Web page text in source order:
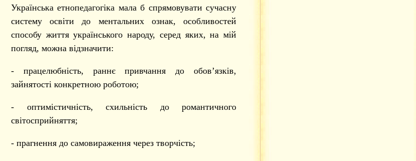
Українська етнопедагогіка мала б спрямовувати сучасну
систему освіти до ментальних ознак, особливостей
способу життя українського народу, серед яких, на мій
погляд, можна відзначити:
- працелюбність, раннє привчання до обов’язків,
зайнятості конкретною роботою;
- оптимістичність, схильність до романтичного
світосприйняття;
- прагнення до самовираження через творчість;